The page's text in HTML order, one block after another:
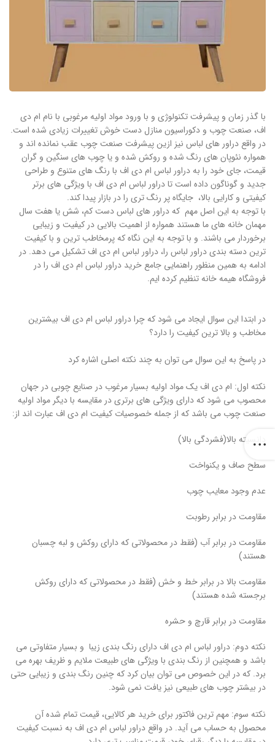
با گذر زمان و پیشرفت تکنولوژی و با ورود مواد اولیه مرغوبی با نام ام دی
اف، صنعت چوب و دکوراسیون منازل دست خوش تغییرات زیادی شده است.
در واقع دراور های لباس نیز ازین پیشرفت صنعت چوب عقب نمانده اند و
همواره نئوپان های رنگ شده و روکش شده و یا چوب های سنگین و گران
قیمت، جای خود را به دراور لباس ام دی اف با رنگ های متنوع و طراحی
جدید و گوناگون داده است تا دراور لباس ام دی اف با ویژگی های برتر
کیفیتی و کارایی بالا، جایگاه پر رنگ تری را در بازار پیدا کند.
با توجه به این اصل مهم که دراور های لباس دست کم، شش یا هفت سال
مهمان خانه های ما هستند همواره از اهمیت بالایی در کیفیت و زیبایی
برخوردار می باشند. و با توجه به این نگاه که پرمخاطب ترین و با کیفیت
ترین دسته بندی دراور لباس را، دراور لباس ام دی اف تشکیل می دهد. در
ادامه به همین منظور راهنمایی جامع خرید دراور لباس ام دی اف را در
فروشگاه هیمه خانه تنظیم کرده ایم.
در ابتدا این سوال ایجاد می شود که چرا دراور لباس ام دی اف بیشترین
مخاطب و بالا ترین کیفیت را دارد؟
در پاسخ به این سوال می توان به چند نکته اصلی اشاره کرد
نکته اول: ام دی اف یک مواد اولیه بسیار مرغوب در صنایع چوبی در جهان
محصوب می شود که دارای ویژگی های برتری در مقایسه با دیگر مواد اولیه
صنعت چوب می باشد که از جمله خصوصیات کیفیت ام دی اف عبارت اند از:
دانسیته بالا(فشردگی بالا)
سطح صاف و یکنواخت
عدم وجود معایب چوب
مقاومت در برابر رطوبت
مقاومت در برابر آب (فقط در محصولاتی که دارای روکش و لبه چسبان
هستند)
مقاومت بالا در برابر خط و خش (فقط در محصولاتی که دارای روکش
برجسته شده هستند)
مقاومت در برابر قارچ و حشره
نکته دوم: دراور لباس ام دی اف دارای رنگ بندی زیبا و بسیار متفاوتی می
باشد و همچنین از رنگ بندی با ویژگی های طبیعت ملایم و ظریف بهره می
برد. که در این خصوص می توان بیان کرد که چنین رنگ بندی و زیبایی حتی
در بیشتر چوب های طبیعی نیز یافت نمی شود.
نکته سوم: مهم ترین فاکتور برای خرید هر کالایی، قیمت تمام شده آن
محصول به حساب می آید. در واقع دراور لباس ام دی اف به نسبت کیفیت